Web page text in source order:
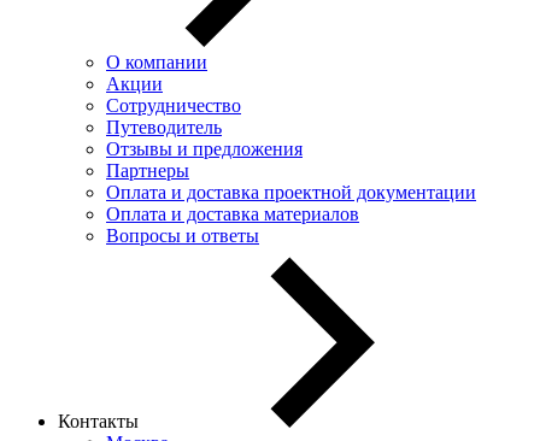
О компании
Акции
Сотрудничество
Путеводитель
Отзывы и предложения
Партнеры
Оплата и доставка проектной документации
Оплата и доставка материалов
Вопросы и ответы
Контакты